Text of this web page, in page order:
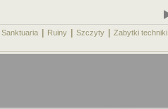
Sanktuaria Ruiny Szczyty Zabytki techniki